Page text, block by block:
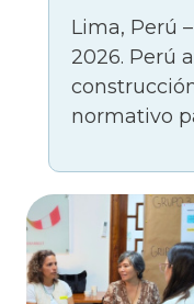
Lima, Perú
2026. Perú
normativo